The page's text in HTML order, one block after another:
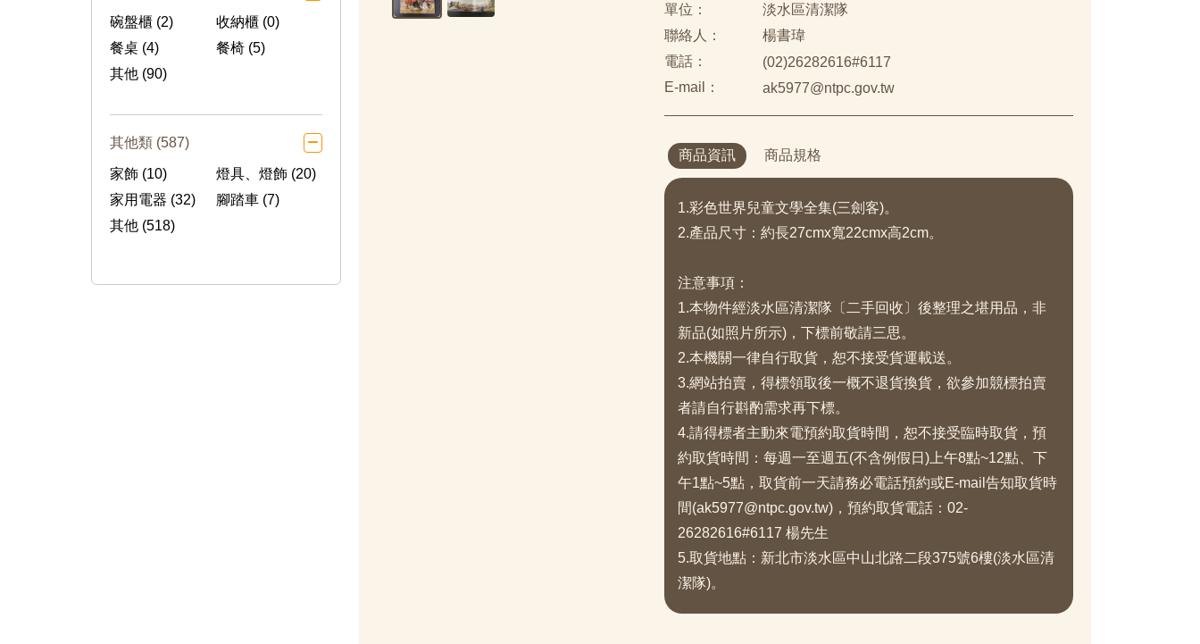
碗盤櫃 (2)
收納櫃 (0)
餐桌 (4)
餐椅 (5)
其他 (90)
其他類 (587)
家飾 (10)
燈具、燈飾 (20)
家用電器 (32)
腳踏車 (7)
其他 (518)
單位：
淡水區清潔隊
聯絡人：
楊書瑋
電話：
(02)26282616#6117
E-mail：
ak5977@ntpc.gov.tw
商品資訊 商品規格
1.彩色世界兒童文學全集(三劍客)。
2.產品尺寸：約長27cmx寬22cmx高2cm。
注意事項：
1.本物件經淡水區清潔隊〔二手回收〕後整理之堪用品，非
新品(如照片所示)，下標前敬請三思。
2.本機關一律自行取貨，恕不接受貨運載送。
3.網站拍賣，得標領取後一概不退貨換貨，欲參加競標拍賣
者請自行斟酌需求再下標。
4.請得標者主動來電預約取貨時間，恕不接受臨時取貨，預
約取貨時間：每週一至週五(不含例假日)上午8點~12點、下
午1點~5點，取貨前一天請務必電話預約或E-mail告知取貨時
間(ak5977@ntpc.gov.tw)，預約取貨電話：02-
26282616#6117 楊先生
5.取貨地點：新北市淡水區中山北路二段375號6樓(淡水區清
潔隊)。